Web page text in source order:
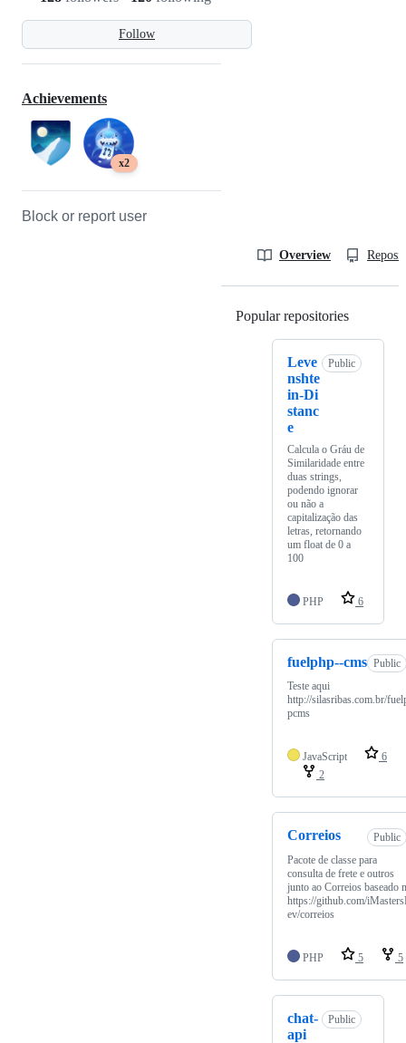
Follow
Achievements
x2
Block or report user
Overview
Popular repositories
Leve
nshte
in-Di
stanc
e
Public
Calcula o Gráu de
Similaridade entre
duas strings,
podendo ignorar
ou não a
capitalização das
letras, retornando
um float de 0 a
100
PHP 6
fuelphp--cms Public
Teste aqui
http://silasribas.com.br/
pcms
JavaScript
6
2
Correios
Public
Pacote de classe para
consulta de frete e outros
junto ao Correios baseado
https://github.com/
ev/correios
PHP 5 5
chat-
api
Public